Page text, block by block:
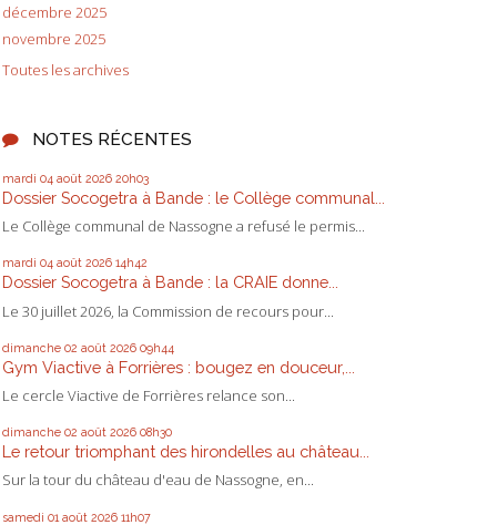
décembre 2025
novembre 2025
Toutes les archives
NOTES RÉCENTES
mardi 04 août 2026 20h03
Dossier Socogetra à Bande : le Collège communal...
Le Collège communal de Nassogne a refusé le permis...
mardi 04 août 2026 14h42
Dossier Socogetra à Bande : la CRAIE donne...
Le 30 juillet 2026, la Commission de recours pour...
dimanche 02 août 2026 09h44
Gym Viactive à Forrières : bougez en douceur,...
Le cercle Viactive de Forrières relance son...
dimanche 02 août 2026 08h30
Le retour triomphant des hirondelles au château...
Sur la tour du château d'eau de Nassogne, en...
samedi 01 août 2026 11h07